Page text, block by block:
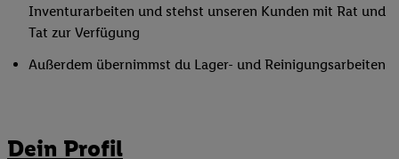
Inventurarbeiten und stehst unseren Kunden mit Rat und
Tat zur Verfügung
Außerdem übernimmst du Lager- und Reinigungsarbeiten
Dein Profil